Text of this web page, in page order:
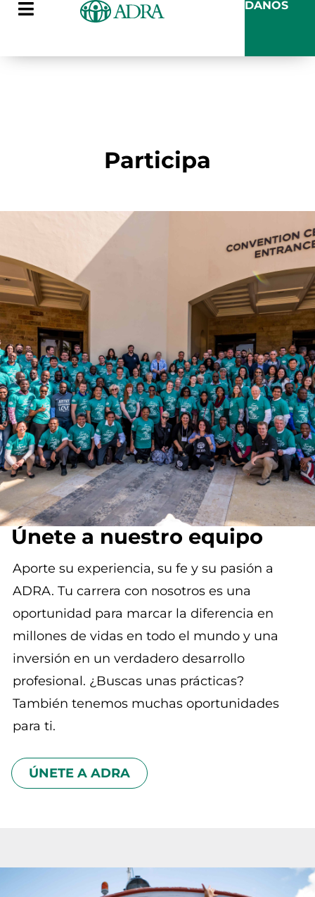
DANOS
Participa
Únete a nuestro equipo
Aporte su experiencia, su fe y su pasión a
ADRA. Tu carrera con nosotros es una
oportunidad para marcar la diferencia en
millones de vidas en todo el mundo y una
inversión en un verdadero desarrollo
profesional. ¿Buscas unas prácticas?
También tenemos muchas oportunidades
para ti.
ÚNETE A ADRA